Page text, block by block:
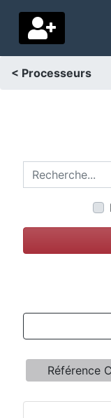
Accueil
Baisses de prix
Paramètres
Soutenez-nous
Conditions
< Processeurs
Recherche...
Référence